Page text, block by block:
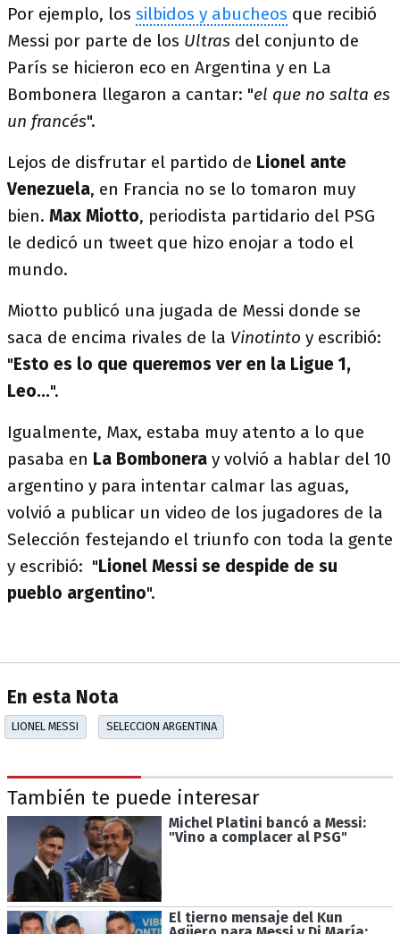
Por ejemplo, los silbidos y abucheos que recibió
Messi por parte de los Ultras del conjunto de
París se hicieron eco en Argentina y en La
Bombonera llegaron a cantar: "el que no salta es
un francés".
Lejos de disfrutar el partido de Lionel ante
Venezuela, en Francia no se lo tomaron muy
bien. Max Miotto, periodista partidario del PSG
le dedicó un tweet que hizo enojar a todo el
mundo.
Miotto publicó una jugada de Messi donde se
saca de encima rivales de la Vinotinto y escribió:
"Esto es lo que queremos ver en la Ligue 1,
Leo...".
Igualmente, Max, estaba muy atento a lo que
pasaba en La Bombonera y volvió a hablar del 10
argentino y para intentar calmar las aguas,
volvió a publicar un video de los jugadores de la
Selección festejando el triunfo con toda la gente
y escribió: "Lionel Messi se despide de su
pueblo argentino".
En esta Nota
LIONEL MESSI SELECCION ARGENTINA
También te puede interesar
Michel Platini bancó a Messi:
"Vino a complacer al PSG"
El tierno mensaje del Kun